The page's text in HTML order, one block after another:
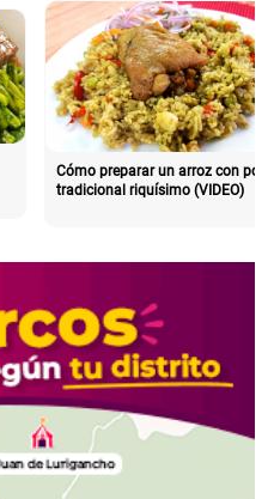
Cómo preparar un arroz con pollo
tradicional riquísimo (VIDEO)